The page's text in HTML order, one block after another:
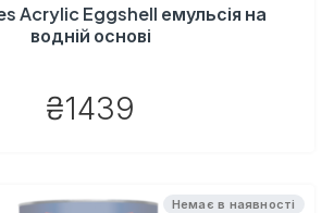
Acrylic Eggshell емульсія на
водній основі
₴1439
Немає в наявності